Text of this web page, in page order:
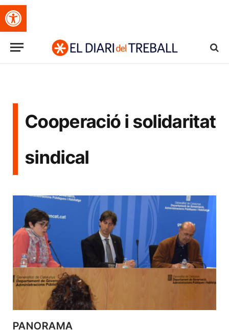
Obre la barra d'eines
Cooperació i solidaritat
sindical
PANORAMA